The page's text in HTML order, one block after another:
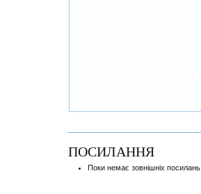
ПОСИЛАННЯ
Поки немає зовнішніх посилань.